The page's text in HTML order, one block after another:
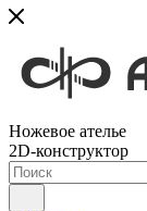
Ножевое ателье
2D-конструктор